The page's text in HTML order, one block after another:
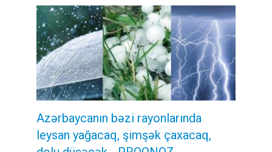
Azərbaycanın bəzi rayonlarında
leysan yağacaq, şimşək çaxacaq,